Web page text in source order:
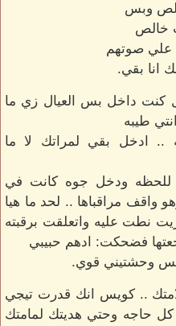
وبس
خالص
علي صوتهم
انا بقي.
كنت داخل بس العيال زي ما
طيبه
ادخل بقي لمراتك لا ما
للحظه ودخل جوه كانت في
واقف مراقباها .. لحد ما هيا
نطت عليه واتعلقت برقبته
فضحكت: ادهم حبيبي
بس وحشتيني قوي.
.. كويس انك قدرت تيجي
كل حاجه وحتي هديتك لمامتك